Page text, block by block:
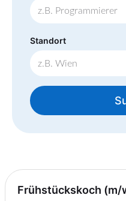
Standort
Frühstückskoch